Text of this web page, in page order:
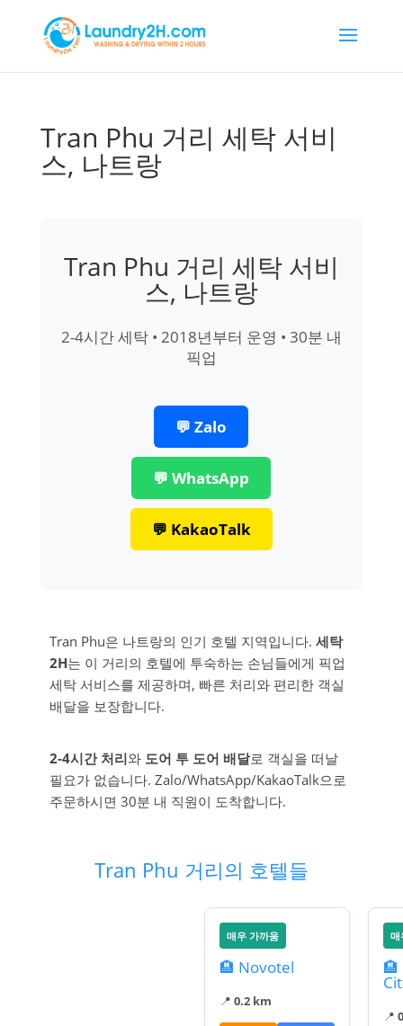
Tran Phu 거리 세탁 서비
스, 나트랑
Tran Phu 거리 세탁 서비
스, 나트랑
2-4시간 세탁 • 2018년부터 운영 • 30분 내
픽업
💬 Zalo
💬 WhatsApp
💬 KakaoTalk
Tran Phu은 나트랑의 인기 호텔 지역입니다. 세탁
2H는 이 거리의 호텔에 투숙하는 손님들에게 픽업
세탁 서비스를 제공하며, 빠른 처리와 편리한 객실
배달을 보장합니다.
2-4시간 처리와 도어 투 도어 배달로 객실을 떠날
필요가 없습니다. Zalo/WhatsApp/KakaoTalk으로
주문하시면 30분 내 직원이 도착합니다.
Tran Phu 거리의 호텔들
매우 가까움
🏨 Novotel
📍 0.2 km
매
🏨
📍